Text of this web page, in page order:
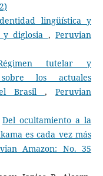
lingüística y
diglosia ,Peruvian
tutelar y
sobre los actuales
Brasil ,Peruvian
Del ocultamiento a la
es cada vez más
Amazon: No. 35